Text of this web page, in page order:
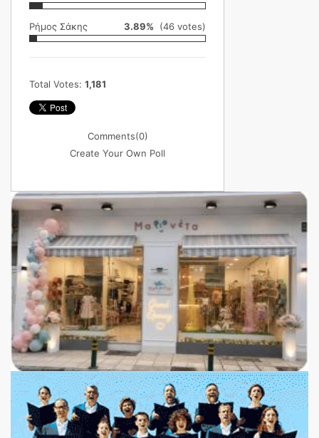
Ρήμος Σάκης 3.89% (46 votes)
Total Votes: 1,181
Comments(0)
Create Your Own Poll